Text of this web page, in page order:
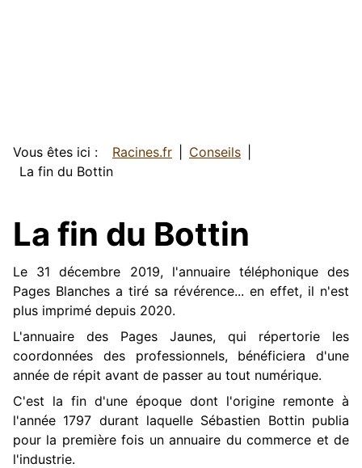
Vous êtes ici : Racines.fr
Conseils
La fin du Bottin
La fin du Bottin
Le 31 décembre 2019, l'annuaire téléphonique des
Pages Blanches a tiré sa révérence... en effet, il n'est
plus imprimé depuis 2020.
L'annuaire des Pages Jaunes, qui répertorie les
coordonnées des professionnels, bénéficiera d'une
année de répit avant de passer au tout numérique.
C'est la fin d'une époque dont l'origine remonte à
l'année 1797 durant laquelle Sébastien Bottin publia
pour la première fois un annuaire du commerce et de
l'industrie.